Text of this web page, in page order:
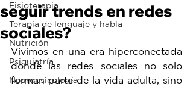
Fisioterapia
Terapia de lenguaje y habla
Nutrición
Psiquiatría
Neuropsicología
seguir trends en redes
sociales?
Vivimos en una era hiperconectada
donde las redes sociales no solo
forman parte de la vida adulta, sino